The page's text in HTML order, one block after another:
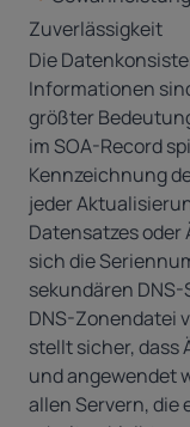
Zuverlässigkeit
Die
Informationen
größter
im SOA-Record
Kennzeichnung
jeder
Datensatzes
sich die
sekundären DNS-
DNS-Zonendatei
stellt sicher, dass
und angewendet
allen Servern, die